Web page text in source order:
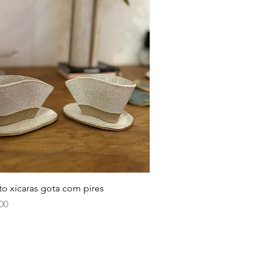
Visualização rápida
xícaras gota com pires